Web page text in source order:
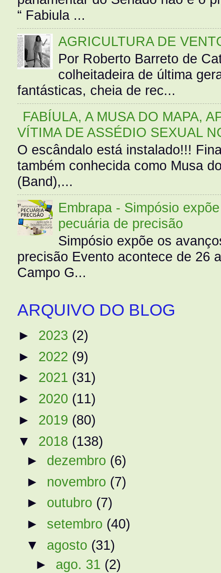
“ Fabiula ...
AGRICULTURA DE
Por Roberto Barreto de
colheitadeira de última
fantásticas, cheia de rec...
FABÍULA, A MUSA DO MAPA,
VÍTIMA DE ASSÉDIO SEXUAL
O escândalo está instalado!!!
também conhecida como Musa
(Band),...
Embrapa - Simpósio
pecuária de precisão
Simpósio expõe os
precisão Evento acontece de 26
Campo G...
ARQUIVO DO BLOG
► 2023 (2)
► 2022 (9)
► 2021 (31)
► 2020 (11)
► 2019 (80)
▼ 2018 (138)
► dezembro (6)
► novembro (7)
► outubro (7)
► setembro (40)
▼ agosto (31)
► ago. 31 (2)